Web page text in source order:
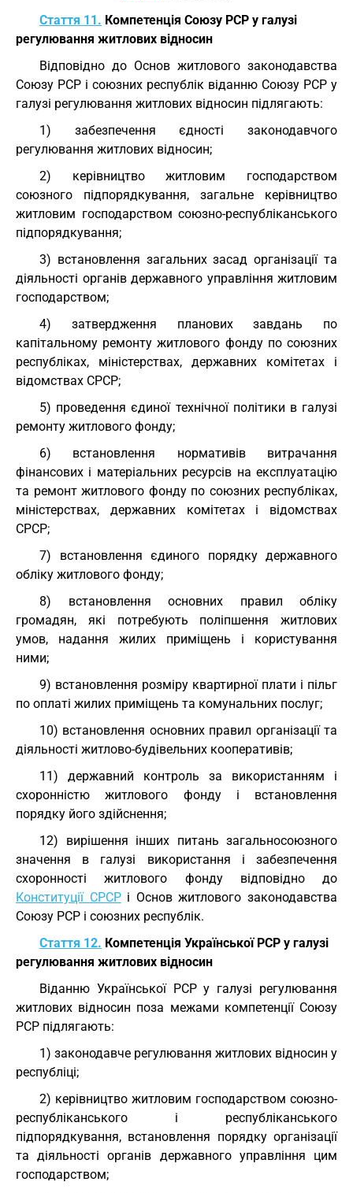
Стаття 11. Компетенція Союзу РСР у галузі
регулювання житлових відносин
Відповідно до Основ житлового законодавства
Союзу РСР і союзних республік віданню Союзу РСР у
галузі регулювання житлових відносин підлягають:
1) забезпечення єдності законодавчого
регулювання житлових відносин;
2) керівництво житловим господарством
союзного підпорядкування, загальне керівництво
житловим господарством союзно-республіканського
підпорядкування;
3) встановлення загальних засад організації та
діяльності органів державного управління житловим
господарством;
4) затвердження планових завдань по
капітальному ремонту житлового фонду по союзних
республіках, міністерствах, державних комітетах і
відомствах СРСР;
5) проведення єдиної технічної політики в галузі
ремонту житлового фонду;
6) встановлення нормативів витрачання
фінансових і матеріальних ресурсів на експлуатацію
та ремонт житлового фонду по союзних республіках,
міністерствах, державних комітетах і відомствах
СРСР;
7) встановлення єдиного порядку державного
обліку житлового фонду;
8) встановлення основних правил обліку
громадян, які потребують поліпшення житлових
умов, надання жилих приміщень і користування
ними;
9) встановлення розміру квартирної плати і пільг
по оплаті жилих приміщень та комунальних послуг;
10) встановлення основних правил організації та
діяльності житлово-будівельних кооперативів;
11) державний контроль за використанням і
схоронністю житлового фонду і встановлення
порядку його здійснення;
12) вирішення інших питань загальносоюзного
значення в галузі використання і забезпечення
схоронності житлового фонду відповідно до
Конституції СРСРі Основ житлового законодавства
Союзу РСР і союзних республік.
Стаття 12. Компетенція Української РСР у галузі
регулювання житлових відносин
Віданню Української РСР у галузі регулювання
житлових відносин поза межами компетенції Союзу
РСР підлягають:
1) законодавче регулювання житлових відносин у
республіці;
2) керівництво житловим господарством союзно-
республіканського і республіканського
підпорядкування, встановлення порядку організації
та діяльності органів державного управління цим
господарством;